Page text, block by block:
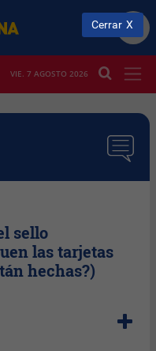
VIE. 7 AGOSTO 2026
sello
las tarjetas
hechas?)
Cerrar